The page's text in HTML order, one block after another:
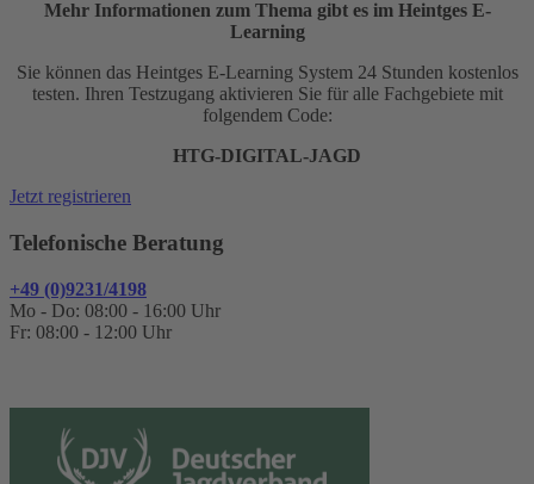
Mehr Informationen zum Thema gibt es im Heintges E-
Learning
Sie können das Heintges E-Learning System 24 Stunden kostenlos
testen. Ihren Testzugang aktivieren Sie für alle Fachgebiete mit
folgendem Code:
HTG-DIGITAL-JAGD
Jetzt registrieren
Telefonische Beratung
+49 (0)9231/4198
Mo - Do: 08:00 - 16:00 Uhr
Fr: 08:00 - 12:00 Uhr